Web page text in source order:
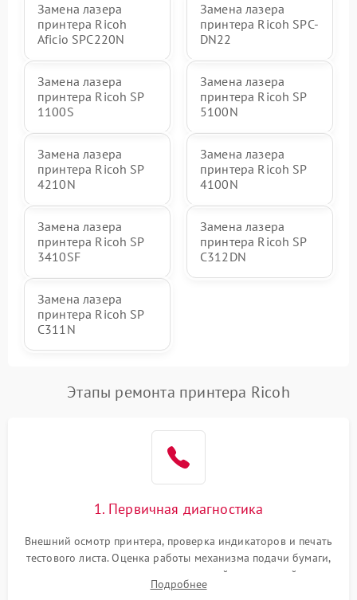
Замена лазера
принтера Ricoh
Aficio SPC220N
Замена лазера
принтера Ricoh SPC-
DN22
Замена лазера
принтера Ricoh SP
1100S
Замена лазера
принтера Ricoh SP
5100N
Замена лазера
принтера Ricoh SP
4210N
Замена лазера
принтера Ricoh SP
4100N
Замена лазера
принтера Ricoh SP
3410SF
Замена лазера
принтера Ricoh SP
C312DN
Замена лазера
принтера Ricoh SP
C311N
Этапы ремонта принтера Ricoh
1. Первичная диагностика
Внешний осмотр принтера, проверка индикаторов и печать
тестового листа. Оценка работы механизма подачи бумаги,
выявление посторонних шумов, замятий и первичный анализ
дефектов печати (полосы, фон, пробелы).
Подробнее